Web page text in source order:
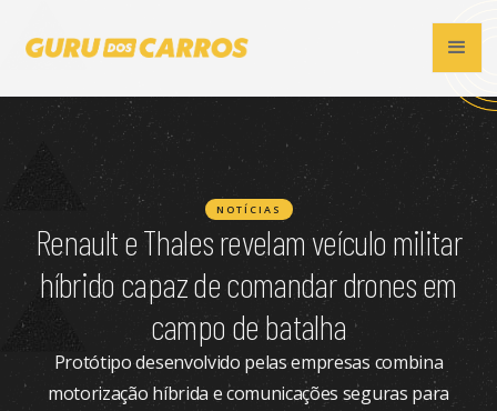
NOTÍCIAS
Renault e Thales revelam veículo militar
híbrido capaz de comandar drones em
campo de batalha
Protótipo desenvolvido pelas empresas combina
motorização híbrida e comunicações seguras para